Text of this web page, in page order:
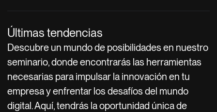
Últimas tendencias
Descubre un mundo de posibilidades en nuestro
seminario, donde encontrarás las herramientas
necesarias para impulsar la innovación en tu
empresa y enfrentar los desafíos del mundo
digital. Aquí, tendrás la oportunidad única de